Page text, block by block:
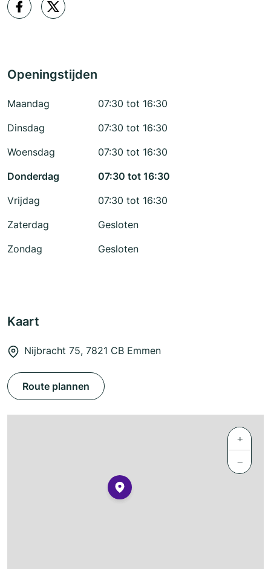
Openingstijden
Maandag
07:30 tot 16:30
Dinsdag
07:30 tot 16:30
Woensdag
07:30 tot 16:30
Donderdag
07:30 tot 16:30
Vrijdag
07:30 tot 16:30
Zaterdag
Gesloten
Zondag
Gesloten
Kaart
Nijbracht 75, 7821 CB Emmen
Route plannen
+
−